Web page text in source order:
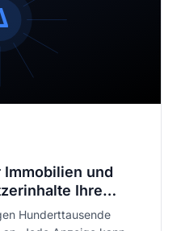
und
Ihre
Hunderttausende